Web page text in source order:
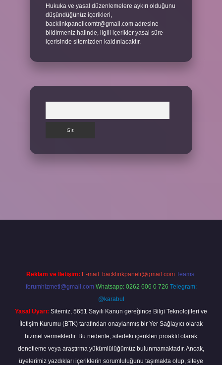
Hukuka ve yasal düzenlemelere aykırı olduğunu
düşündüğünüz içerikleri,
backlinkpanelicomtr@gmail.com adresine
bildirmeniz halinde, ilgili içerikler yasal süre
içerisinde sitemizden kaldırılacaktır.
Reklam ve İletişim: E-mail: backlinkpaneli@gmail.com Teams:
forumhizmeti@gmail.com Whatsapp: 0262 606 0 726 Telegram:
@karabul
Yasal Uyarı: Sitemiz, 5651 Sayılı Kanun gereğince Bilgi Teknolojileri ve
İletişim Kurumu (BTK) tarafından onaylanmış bir Yer Sağlayıcı olarak
hizmet vermektedir. Bu nedenle, sitedeki içerikleri proaktif olarak
denetleme veya araştırma yükümlülüğümüz bulunmamaktadır. Ancak,
üyelerimiz yazdıkları içeriklerin sorumluluğunu taşımakta olup, siteye